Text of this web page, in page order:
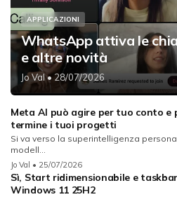
APPLICAZIONI
WhatsApp attiva le
e altre novità
Jo Val• 28/07/2026
Meta AI può agire per tuo conto e
termine i tuoi progetti
Si va verso la superintelligenza
modell...
Jo Val • 25/07/2026
Sì, Start ridimensionabile e
Windows 11 25H2